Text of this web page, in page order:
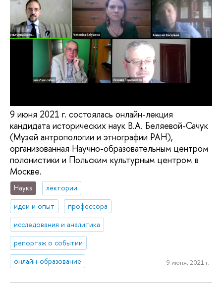
9 июня 2021 г. состоялась онлайн-лекция
кандидата исторических наук В.А. Беляевой-Сачук
(Музей антропологии и этнографии РАН),
организованная Научно-образовательным центром
полонистики и Польским культурным центром в
Москве.
Наука
лектории
идеи и опыт
профессора
исследования и аналитика
репортаж о событии
онлайн-образование
9 июня, 2021 г.